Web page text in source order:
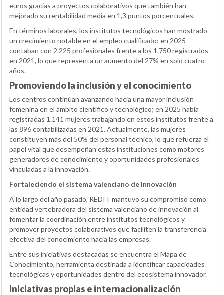
euros gracias a proyectos colaborativos que también han
mejorado su rentabilidad media en 1,3 puntos porcentuales.
En términos laborales, los institutos tecnológicos han mostrado
un crecimiento notable en el empleo cualificado: en 2025
contaban con 2.225 profesionales frente a los 1.750 registrados
en 2021, lo que representa un aumento del 27% en solo cuatro
años.
Promoviendo la inclusión y el conocimiento
Los centros continúan avanzando hacia una mayor inclusión
femenina en el ámbito científico y tecnológico; en 2025 había
registradas 1.141 mujeres trabajando en estos institutos frente a
las 896 contabilizadas en 2021. Actualmente, las mujeres
constituyen más del 50% del personal técnico, lo que refuerza el
papel vital que desempeñan estas instituciones como motores
generadores de conocimiento y oportunidades profesionales
vinculadas a la innovación.
Fortaleciendo el sistema valenciano de innovación
A lo largo del año pasado, REDIT mantuvo su compromiso como
entidad vertebradora del sistema valenciano de innovación al
fomentar la coordinación entre institutos tecnológicos y
promover proyectos colaborativos que faciliten la transferencia
efectiva del conocimiento hacia las empresas.
Entre sus iniciativas destacadas se encuentra el Mapa de
Conocimiento, herramienta destinada a identificar capacidades
tecnológicas y oportunidades dentro del ecosistema innovador.
Iniciativas propias e internacionalización